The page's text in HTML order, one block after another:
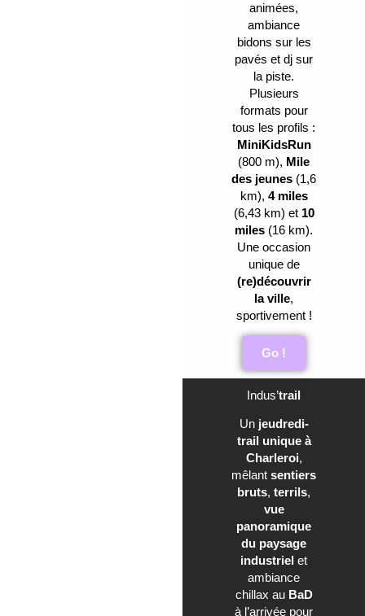
animées,
ambiance
bidons sur les
pavés et dj sur
la piste.
Plusieurs
formats pour
tous les profils :
MiniKidsRun
(800 m), Mile
des jeunes (1,6
km), 4 miles
(6,43 km) et 10
miles (16 km).
Une occasion
unique de
(re)découvrir
la ville,
sportivement !
Go !
Indus’trail
Un jeudredi-
trail unique à
Charleroi,
mêlant sentiers
bruts, terrils,
vue
panoramique
du paysage
industriel et
ambiance
chillax au BaD
à l’arrivée pour